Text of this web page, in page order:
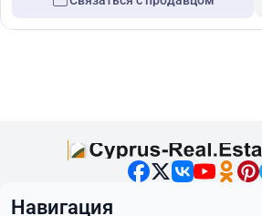
Навигация